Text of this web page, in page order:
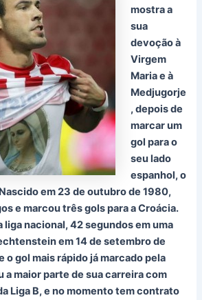
mostra a
sua
devoção à
Virgem
Maria e à
Medjugorje
, depois de
marcar um
gol para o
seu lado
espanhol, o
em 23 de outubro de 1980,
e marcou três gols para a Croácia.
liga nacional, 42 segundos em uma
em 14 de setembro de
o gol mais rápido já marcado pela
a maior parte de sua carreira com
Liga B, e no momento tem contrato